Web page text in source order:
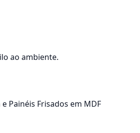
ao ambiente.
Painéis Frisados em MDF